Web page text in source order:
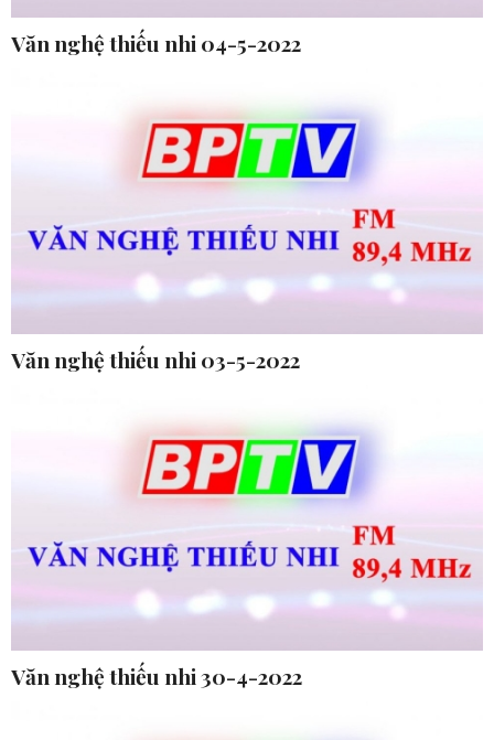
Văn nghệ thiếu nhi 04-5-2022
Văn nghệ thiếu nhi 03-5-2022
Văn nghệ thiếu nhi 30-4-2022